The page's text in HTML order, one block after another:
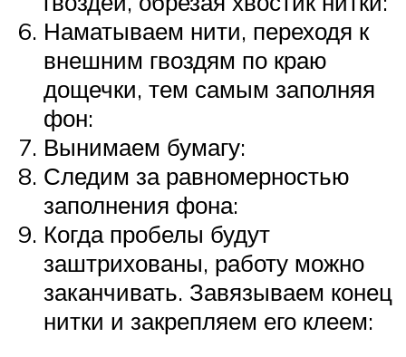
Наматываем нити, переходя к
внешним гвоздям по краю
дощечки, тем самым заполняя
фон:
Вынимаем бумагу:
Следим за равномерностью
заполнения фона:
Когда пробелы будут
заштрихованы, работу можно
заканчивать. Завязываем конец
нитки и закрепляем его клеем: